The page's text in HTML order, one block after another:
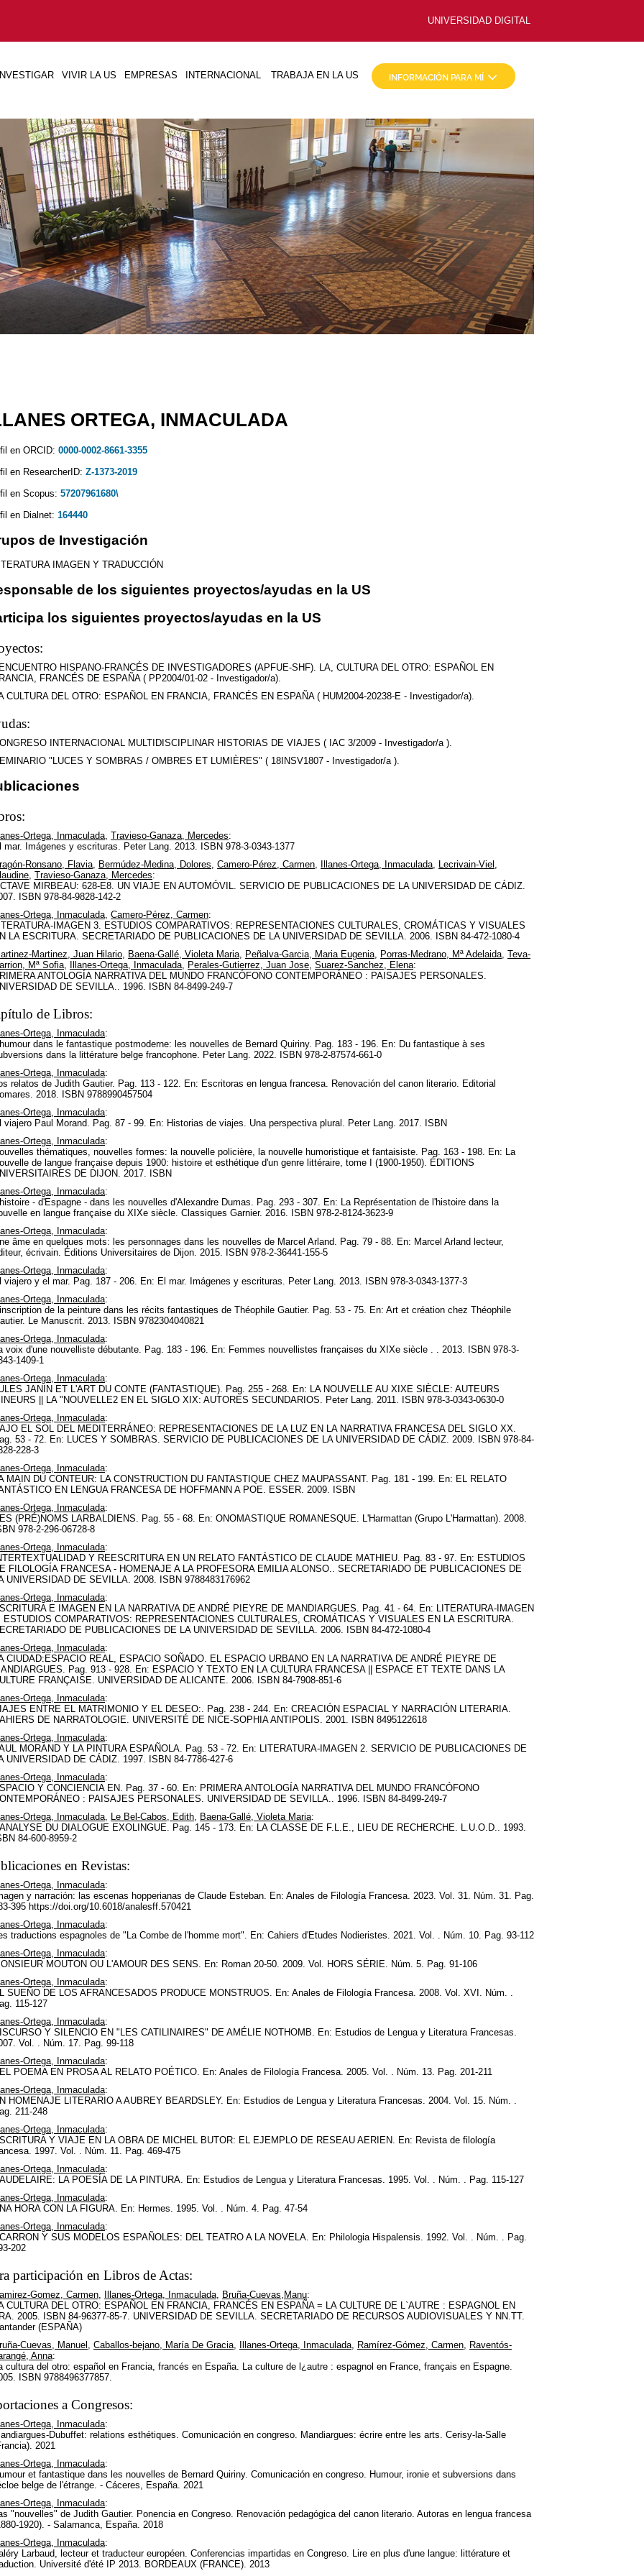
UNIVERSIDAD DIGITAL
INVESTIGAR VIVIR LA US EMPRESAS INTERNACIONAL TRABAJA EN LA US
ORTEGA, INMACULADA
en ORCID: 0000-0002-8661-3355
en ResearcherID: Z-1373-2019
en Scopus: 57207961680\
en Dialnet: 164440
de Investigación
IMAGEN Y TRADUCCIÓN
de los siguientes proyectos/ayudas en la US
los siguientes proyectos/ayudas en la US
ENCUENTRO HISPANO-FRANCÉS DE INVESTIGADORES (APFUE-SHF). LA, CULTURA DEL OTRO: ESPAÑOL EN
FRANCÉS DE ESPAÑA ( PP2004/01-02 - Investigador/a).
CULTURA DEL OTRO: ESPAÑOL EN FRANCIA, FRANCÉS EN ESPAÑA ( HUM2004-20238-E - Investigador/a).
INTERNACIONAL MULTIDISCIPLINAR HISTORIAS DE VIAJES ( IAC 3/2009 - Investigador/a ).
"LUCES Y SOMBRAS / OMBRES ET LUMIÈRES" ( 18INSV1807 - Investigador/a ).
Ortega, Inmaculada, Travieso-Ganaza, Mercedes:
mar. Imágenes y escrituras. Peter Lang. 2013. ISBN 978-3-0343-1377
Ronsano, Flavia, Bermúdez-Medina, Dolores, Camero-Pérez, Carmen, Illanes-Ortega, Inmaculada, Lecrivain-Viel,
, Travieso-Ganaza, Mercedes:
MIRBEAU: 628-E8. UN VIAJE EN AUTOMÓVIL. SERVICIO DE PUBLICACIONES DE LA UNIVERSIDAD DE CÁDIZ.
ISBN 978-84-9828-142-2
Ortega, Inmaculada, Camero-Pérez, Carmen:
IMAGEN 3. ESTUDIOS COMPARATIVOS: REPRESENTACIONES CULTURALES, CROMÁTICAS Y VISUALES
LA ESCRITURA. SECRETARIADO DE PUBLICACIONES DE LA UNIVERSIDAD DE SEVILLA. 2006. ISBN 84-472-1080-4
Martinez, Juan Hilario, Baena-Gallé, Violeta Maria, Peñalva-Garcia, Maria Eugenia, Porras-Medrano, Mª Adelaida, Teva-
Mª Sofia, Illanes-Ortega, Inmaculada, Perales-Gutierrez, Juan Jose, Suarez-Sanchez, Elena:
ANTOLOGÍA NARRATIVA DEL MUNDO FRANCÓFONO CONTEMPORÁNEO : PAISAJES PERSONALES.
DE SEVILLA.. 1996. ISBN 84-8499-249-7
de Libros:
Ortega, Inmaculada:
dans le fantastique postmoderne: les nouvelles de Bernard Quiriny. Pag. 183 - 196. En: Du fantastique à ses
dans la littérature belge francophone. Peter Lang. 2022. ISBN 978-2-87574-661-0
Ortega, Inmaculada:
relatos de Judith Gautier. Pag. 113 - 122. En: Escritoras en lengua francesa. Renovación del canon literario. Editorial
2018. ISBN 9788990457504
Ortega, Inmaculada:
viajero Paul Morand. Pag. 87 - 99. En: Historias de viajes. Una perspectiva plural. Peter Lang. 2017. ISBN
Ortega, Inmaculada:
thématiques, nouvelles formes: la nouvelle policière, la nouvelle humoristique et fantaisiste. Pag. 163 - 198. En: La
de langue française depuis 1900: histoire et esthétique d'un genre littéraire, tome I (1900-1950). ÉDITIONS
DE DIJON. 2017. ISBN
Ortega, Inmaculada:
- d'Espagne - dans les nouvelles d'Alexandre Dumas. Pag. 293 - 307. En: La Représentation de l'histoire dans la
en langue française du XIXe siècle. Classiques Garnier. 2016. ISBN 978-2-8124-3623-9
Ortega, Inmaculada:
âme en quelques mots: les personnages dans les nouvelles de Marcel Arland. Pag. 79 - 88. En: Marcel Arland lecteur,
écrivain. Éditions Universitaires de Dijon. 2015. ISBN 978-2-36441-155-5
Ortega, Inmaculada:
viajero y el mar. Pag. 187 - 206. En: El mar. Imágenes y escrituras. Peter Lang. 2013. ISBN 978-3-0343-1377-3
Ortega, Inmaculada:
de la peinture dans les récits fantastiques de Théophile Gautier. Pag. 53 - 75. En: Art et création chez Théophile
Le Manuscrit. 2013. ISBN 9782304040821
Ortega, Inmaculada:
voix d'une nouvelliste débutante. Pag. 183 - 196. En: Femmes nouvellistes françaises du XIXe siècle . . 2013. ISBN 978-3-
1409-1
Ortega, Inmaculada:
JANIN ET L'ART DU CONTE (FANTASTIQUE). Pag. 255 - 268. En: LA NOUVELLE AU XIXE SIÈCLE: AUTEURS
|| LA "NOUVELLE2 EN EL SIGLO XIX: AUTORES SECUNDARIOS. Peter Lang. 2011. ISBN 978-3-0343-0630-0
Ortega, Inmaculada:
EL SOL DEL MEDITERRÁNEO: REPRESENTACIONES DE LA LUZ EN LA NARRATIVA FRANCESA DEL SIGLO XX.
53 - 72. En: LUCES Y SOMBRAS. SERVICIO DE PUBLICACIONES DE LA UNIVERSIDAD DE CÁDIZ. 2009. ISBN 978-84-
228-3
Ortega, Inmaculada:
MAIN DU CONTEUR: LA CONSTRUCTION DU FANTASTIQUE CHEZ MAUPASSANT. Pag. 181 - 199. En: EL RELATO
EN LENGUA FRANCESA DE HOFFMANN A POE. ESSER. 2009. ISBN
Ortega, Inmaculada:
(PRÉ)NOMS LARBALDIENS. Pag. 55 - 68. En: ONOMASTIQUE ROMANESQUE. L'Harmattan (Grupo L'Harmattan). 2008.
978-2-296-06728-8
Ortega, Inmaculada:
Y REESCRITURA EN UN RELATO FANTÁSTICO DE CLAUDE MATHIEU. Pag. 83 - 97. En: ESTUDIOS
FILOLOGÍA FRANCESA - HOMENAJE A LA PROFESORA EMILIA ALONSO.. SECRETARIADO DE PUBLICACIONES DE
UNIVERSIDAD DE SEVILLA. 2008. ISBN 9788483176962
Ortega, Inmaculada:
E IMAGEN EN LA NARRATIVA DE ANDRÉ PIEYRE DE MANDIARGUES. Pag. 41 - 64. En: LITERATURA-IMAGEN
ESTUDIOS COMPARATIVOS: REPRESENTACIONES CULTURALES, CROMÁTICAS Y VISUALES EN LA ESCRITURA.
DE PUBLICACIONES DE LA UNIVERSIDAD DE SEVILLA. 2006. ISBN 84-472-1080-4
Ortega, Inmaculada:
CIUDAD:ESPACIO REAL, ESPACIO SOÑADO. EL ESPACIO URBANO EN LA NARRATIVA DE ANDRÉ PIEYRE DE
Pag. 913 - 928. En: ESPACIO Y TEXTO EN LA CULTURA FRANCESA || ESPACE ET TEXTE DANS LA
FRANÇAISE. UNIVERSIDAD DE ALICANTE. 2006. ISBN 84-7908-851-6
Ortega, Inmaculada:
ENTRE EL MATRIMONIO Y EL DESEO:. Pag. 238 - 244. En: CREACIÓN ESPACIAL Y NARRACIÓN LITERARIA.
DE NARRATOLOGIE. UNIVERSITÉ DE NICE-SOPHIA ANTIPOLIS. 2001. ISBN 8495122618
Ortega, Inmaculada:
MORAND Y LA PINTURA ESPAÑOLA. Pag. 53 - 72. En: LITERATURA-IMAGEN 2. SERVICIO DE PUBLICACIONES DE
UNIVERSIDAD DE CÁDIZ. 1997. ISBN 84-7786-427-6
Ortega, Inmaculada:
Y CONCIENCIA EN. Pag. 37 - 60. En: PRIMERA ANTOLOGÍA NARRATIVA DEL MUNDO FRANCÓFONO
: PAISAJES PERSONALES. UNIVERSIDAD DE SEVILLA.. 1996. ISBN 84-8499-249-7
Ortega, Inmaculada, Le Bel-Cabos, Edith, Baena-Gallé, Violeta Maria:
DU DIALOGUE EXOLINGUE. Pag. 145 - 173. En: LA CLASSE DE F.L.E., LIEU DE RECHERCHE. L.U.O.D.. 1993.
84-600-8959-2
en Revistas:
Ortega, Inmaculada:
y narración: las escenas hopperianas de Claude Esteban. En: Anales de Filología Francesa. 2023. Vol. 31. Núm. 31. Pag.
395 https://doi.org/10.6018/analesff.570421
Ortega, Inmaculada:
traductions espagnoles de "La Combe de l'homme mort". En: Cahiers d'Etudes Nodieristes. 2021. Vol. . Núm. 10. Pag. 93-112
Ortega, Inmaculada:
MOUTON OU L'AMOUR DES SENS. En: Roman 20-50. 2009. Vol. HORS SÉRIE. Núm. 5. Pag. 91-106
Ortega, Inmaculada:
SUEÑO DE LOS AFRANCESADOS PRODUCE MONSTRUOS. En: Anales de Filología Francesa. 2008. Vol. XVI. Núm. .
115-127
Ortega, Inmaculada:
Y SILENCIO EN "LES CATILINAIRES" DE AMÉLIE NOTHOMB. En: Estudios de Lengua y Literatura Francesas.
Vol. . Núm. 17. Pag. 99-118
Ortega, Inmaculada:
POEMA EN PROSA AL RELATO POÉTICO. En: Anales de Filología Francesa. 2005. Vol. . Núm. 13. Pag. 201-211
Ortega, Inmaculada:
HOMENAJE LITERARIO A AUBREY BEARDSLEY. En: Estudios de Lengua y Literatura Francesas. 2004. Vol. 15. Núm. .
211-248
Ortega, Inmaculada:
Y VIAJE EN LA OBRA DE MICHEL BUTOR: EL EJEMPLO DE RESEAU AERIEN. En: Revista de filología
1997. Vol. . Núm. 11. Pag. 469-475
Ortega, Inmaculada:
LA POESÍA DE LA PINTURA. En: Estudios de Lengua y Literatura Francesas. 1995. Vol. . Núm. . Pag. 115-127
Ortega, Inmaculada:
HORA CON LA FIGURA. En: Hermes. 1995. Vol. . Núm. 4. Pag. 47-54
Ortega, Inmaculada:
Y SUS MODELOS ESPAÑOLES: DEL TEATRO A LA NOVELA. En: Philologia Hispalensis. 1992. Vol. . Núm. . Pag.
202
participación en Libros de Actas:
Gomez, Carmen, Illanes-Ortega, Inmaculada, Bruña-Cuevas,Manu:
CULTURA DEL OTRO: ESPAÑOL EN FRANCIA, FRANCÉS EN ESPAÑA = LA CULTURE DE L`AUTRE : ESPAGNOL EN
2005. ISBN 84-96377-85-7. UNIVERSIDAD DE SEVILLA. SECRETARIADO DE RECURSOS AUDIOVISUALES Y NN.TT.
(ESPAÑA)
Cuevas, Manuel , Caballos-bejano, María De Gracia, Illanes-Ortega, Inmaculada, Ramírez-Gómez, Carmen, Raventós-
Anna:
cultura del otro: español en Francia, francés en España. La culture de l¿autre : espagnol en France, français en Espagne.
ISBN 9788496377857.
a Congresos:
Ortega, Inmaculada:
Dubuffet: relations esthétiques. Comunicación en congreso. Mandiargues: écrire entre les arts. Cerisy-la-Salle
2021
Ortega, Inmaculada:
et fantastique dans les nouvelles de Bernard Quiriny. Comunicación en congreso. Humour, ironie et subversions dans
belge de l'étrange. - Cáceres, España. 2021
Ortega, Inmaculada:
"nouvelles" de Judith Gautier. Ponencia en Congreso. Renovación pedagógica del canon literario. Autoras en lengua francesa
1920). - Salamanca, España. 2018
Ortega, Inmaculada:
Larbaud, lecteur et traducteur européen. Conferencias impartidas en Congreso. Lire en plus d'une langue: littérature et
Université d'été IP 2013. BORDEAUX (FRANCE). 2013